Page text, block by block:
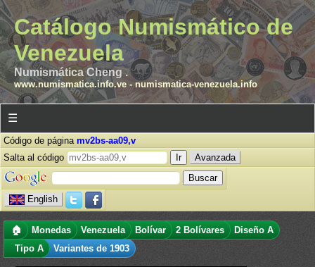
Catálogo Numismático de
Venezuela
Numismática Cheng .
www.numismatica.info.ve- numismatica-venezuela.info
☰
Código de página mv2bs-aa09,v
Salta al código
Avanzada
English
🏠 Monedas Venezuela Bolívar 2 Bolívares
Diseño A
Tipo A
Variantes de 1903